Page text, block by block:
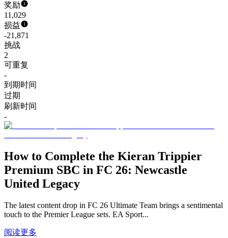
奖励
11,029
损益
-21,871
挑战
2
可重复
-
到期时间
过期
刷新时间
-
How to Complete the Kieran Trippier
Premium SBC in FC 26: Newcastle
United Legacy
The latest content drop in FC 26 Ultimate Team brings a sentimental
touch to the Premier League sets. EA Sport...
阅读更多